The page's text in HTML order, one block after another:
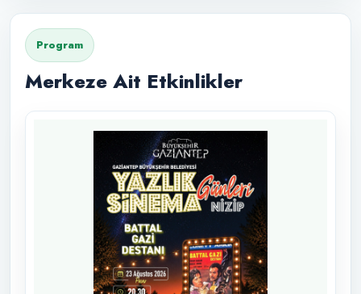
Program
Merkeze Ait Etkinlikler